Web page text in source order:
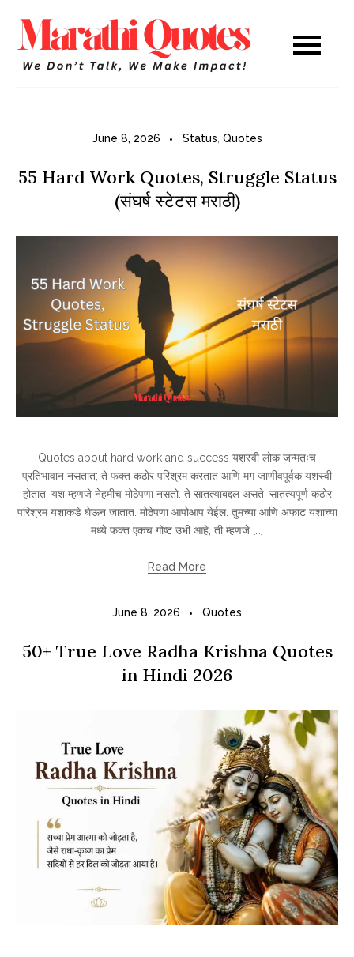
Marathi
WE DON’T TALK,
WE MAKE IMPACT!
June 8, 2026 Status Quotes
55 Hard Work Quotes, Struggle Status
(संघर्ष स्टेटस मराठी)
Quotes about hard work and success यशस्वी लोक जन्मतःच
प्रतिभावान नसतात; ते फक्त कठोर परिश्रम करतात आणि मग जाणीवपूर्वक यशस्वी
होतात. यश म्हणजे नेहमीच मोठेपणा नसतो. ते सातत्याबद्दल असते. सातत्यपूर्ण कठोर
परिश्रम यशाकडे घेऊन जातात. मोठेपणा आपोआप येईल. तुमच्या आणि अफाट यशाच्या
मध्ये फक्त एकच गोष्ट उभी आहे, ती म्हणजे […]
Read More
June 8, 2026 Quotes
50+ True Love Radha Krishna Quotes
in Hindi 2026